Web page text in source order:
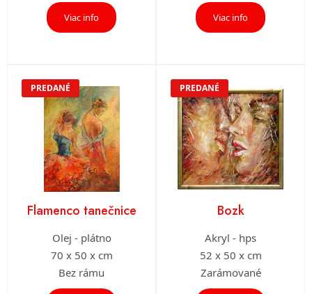
Viac info Viac info
PREDANÉ
Flamenco tanečnice
Olej - plátno
70 x 50 x cm
Bez rámu
PREDANÉ
Bozk
Akryl - hps
52 x 50 x cm
Zarámované